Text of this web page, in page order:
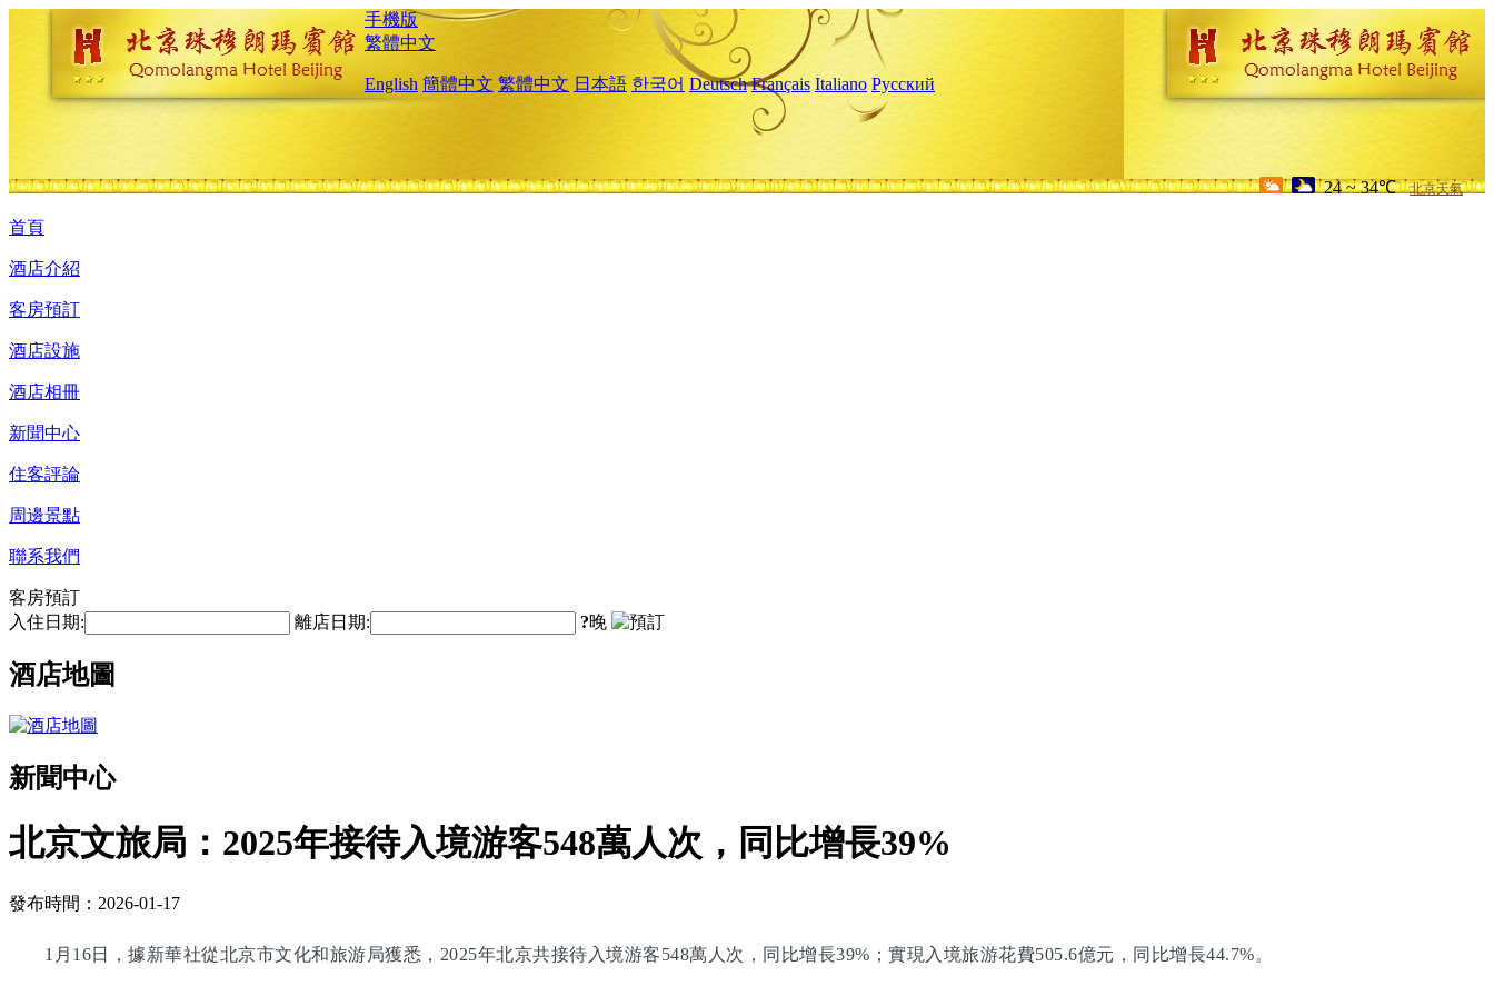
手機版
繁體中文
English 簡體中文 繁體中文 日本語 한국어 Deutsch Français Italiano Русский
24 ~ 34℃ 北京天氣
首頁
酒店介紹
客房預訂
酒店設施
酒店相冊
新聞中心
住客評論
周邊景點
聯系我們
客房預訂
入住日期:
離店日期: ?晚
酒店地圖
新聞中心
北京文旅局：2025年接待入境游客548萬人次，同比增長39%
發布時間：2026-01-17
1月16日，據新華社從北京市文化和旅游局獲悉，2025年北京共接待入境游客548萬人次，同比增長39%；實現入境旅游花費505.6億元，同比增長44.7%。